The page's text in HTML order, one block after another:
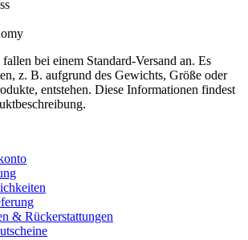
bei einem Standard-Versand an. Es
z. B. aufgrund des Gewichts, Größe oder
entstehen. Diese Informationen findest
& Rückerstattungen